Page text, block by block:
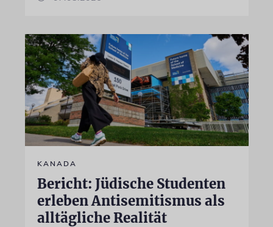
KANADA
Bericht: Jüdische Studenten
erleben Antisemitismus als
alltägliche Realität